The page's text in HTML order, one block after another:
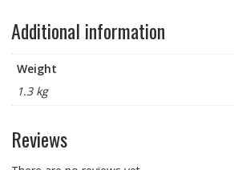
Additional information
Weight
1.3 kg
Reviews